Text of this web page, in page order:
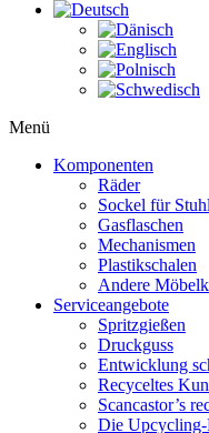
Menü
Komponenten
Räder
Sockel für Stuhl
Gasflaschen
Mechanismen
Plastikschalen
Andere
Serviceangebote
Spritzgießen
Druckguss
Entwicklung
Recyceltes
Scancastor’s
Die Upcycling-